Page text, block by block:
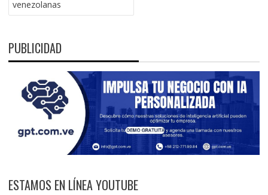
venezolanas
PUBLICIDAD
ESTAMOS EN LÍNEA YOUTUBE